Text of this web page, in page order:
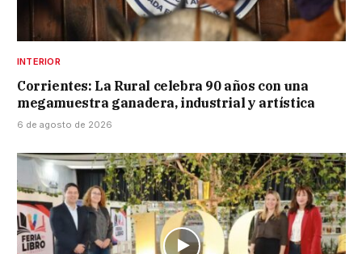
INTERIOR
Corrientes: La Rural celebra 90 años con una
megamuestra ganadera, industrial y artística
6 de agosto de 2026